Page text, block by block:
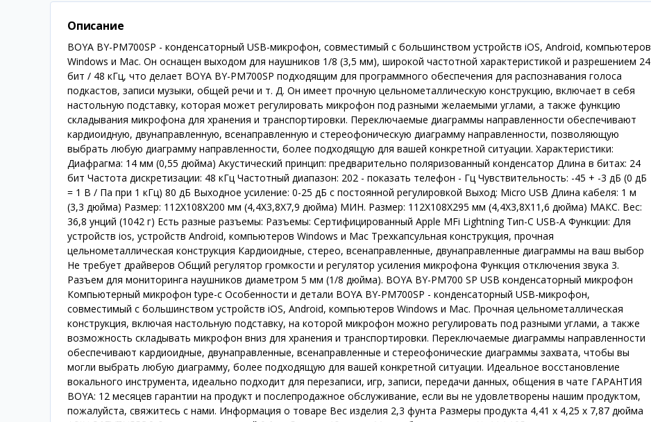
Описание
BOYA BY-PM700SP - конденсаторный USB-микрофон, совместимый с большинством устройств iOS, Android, компьютеров
Windows и Mac. Он оснащен выходом для наушников 1/8 (3,5 мм), широкой частотной характеристикой и разрешением 24
бит / 48 кГц, что делает BOYA BY-PM700SP подходящим для программного обеспечения для распознавания голоса
подкастов, записи музыки, общей речи и т. Д. Он имеет прочную цельнометаллическую конструкцию, включает в себя
настольную подставку, которая может регулировать микрофон под разными желаемыми углами, а также функцию
складывания микрофона для хранения и транспортировки. Переключаемые диаграммы направленности обеспечивают
кардиоидную, двунаправленную, всенаправленную и стереофоническую диаграмму направленности, позволяющую
выбрать любую диаграмму направленности, более подходящую для вашей конкретной ситуации. Характеристики:
Диафрагма: 14 мм (0,55 дюйма) Акустический принцип: предварительно поляризованный конденсатор Длина в битах: 24
бит Частота дискретизации: 48 кГц Частотный диапазон: 202 - показать телефон - Гц Чувствительность: -45 + -3 дБ (0 дБ
= 1 В / Па при 1 кГц) 80 дБ Выходное усиление: 0-25 дБ с постоянной регулировкой Выход: Micro USB Длина кабеля: 1 м
(3,3 дюйма) Размер: 112X108X200 мм (4,4X3,8X7,9 дюйма) МИН. Размер: 112X108X295 мм (4,4X3,8X11,6 дюйма) МАКС. Вес:
36,8 унций (1042 г) Есть разные разъемы: Разъемы: Сертифицированный Apple MFi Lightning Тип-C USB-A Функции: Для
устройств ios, устройств Android, компьютеров Windows и Mac Трехкапсульная конструкция, прочная
цельнометаллическая конструкция Кардиоидные, стерео, всенаправленные, двунаправленные диаграммы на ваш выбор
Не требует драйверов Общий регулятор громкости и регулятор усиления микрофона Функция отключения звука 3.
Разъем для мониторинга наушников диаметром 5 мм (1/8 дюйма). BOYA BY-PM700 SP USB конденсаторный микрофон
Компьютерный микрофон type-c Особенности и детали BOYA BY-PM700SP - конденсаторный USB-микрофон,
совместимый с большинством устройств iOS, Android, компьютеров Windows и Mac. Прочная цельнометаллическая
конструкция, включая настольную подставку, на которой микрофон можно регулировать под разными углами, а также
возможность складывать микрофон вниз для хранения и транспортировки. Переключаемые диаграммы направленности
обеспечивают кардиоидные, двунаправленные, всенаправленные и стереофонические диаграммы захвата, чтобы вы
могли выбрать любую диаграмму, более подходящую для вашей конкретной ситуации. Идеальное восстановление
вокального инструмента, идеально подходит для перезаписи, игр, записи, передачи данных, общения в чате ГАРАНТИЯ
BOYA: 12 месяцев гарантии на продукт и послепродажное обслуживание, если вы не удовлетворены нашим продуктом,
пожалуйста, свяжитесь с нами. Информация о товаре Вес изделия 2,3 фунта Размеры продукта 4,41 х 4,25 х 7,87 дюйма